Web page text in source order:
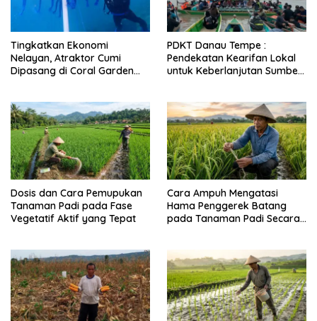
Tingkatkan Ekonomi
Nelayan, Atraktor Cumi
Dipasang di Coral Garden
PDKT Danau Tempe :
Pendekatan Kearifan Lokal
untuk Keberlanjutan Sumber
Dosis dan Cara Pemupukan
Tanaman Padi pada Fase
Vegetatif Aktif yang Tepat
Cara Ampuh Mengatasi
Hama Penggerek Batang
pada Tanaman Padi Secara